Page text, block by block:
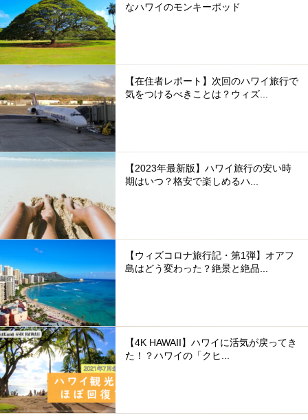
なハワイのモンキーポッド
【在住者レポート】次回のハワイ旅行で
気をつけるべきことは？ウィズ...
【2023年最新版】ハワイ旅行の安い時
期はいつ？格安で楽しめるハ...
【ウィズコロナ旅行記・第1弾】オアフ
島はどう変わった？絶景と絶品...
【4K HAWAII】ハワイに活気が戻ってき
た！？ハワイの「クヒ...